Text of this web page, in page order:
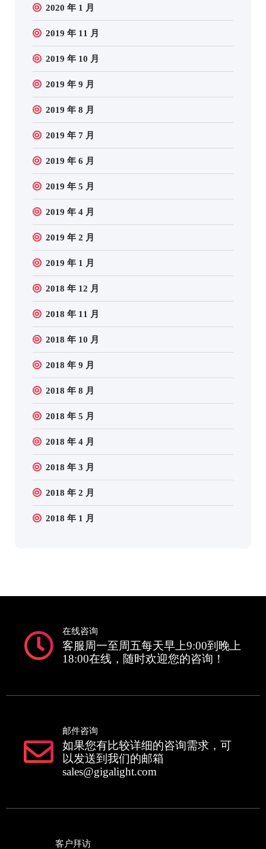
2020 年 1 月
2019 年 11 月
2019 年 10 月
2019 年 9 月
2019 年 8 月
2019 年 7 月
2019 年 6 月
2019 年 5 月
2019 年 4 月
2019 年 2 月
2019 年 1 月
2018 年 12 月
2018 年 11 月
2018 年 10 月
2018 年 9 月
2018 年 8 月
2018 年 5 月
2018 年 4 月
2018 年 3 月
2018 年 2 月
2018 年 1 月
在线咨询
客服周一至周五每天早上9:00到晚上
18:00在线，随时欢迎您的咨询！
邮件咨询
如果您有比较详细的咨询需求，可
以发送到我们的邮箱
sales@gigalight.com
客户拜访